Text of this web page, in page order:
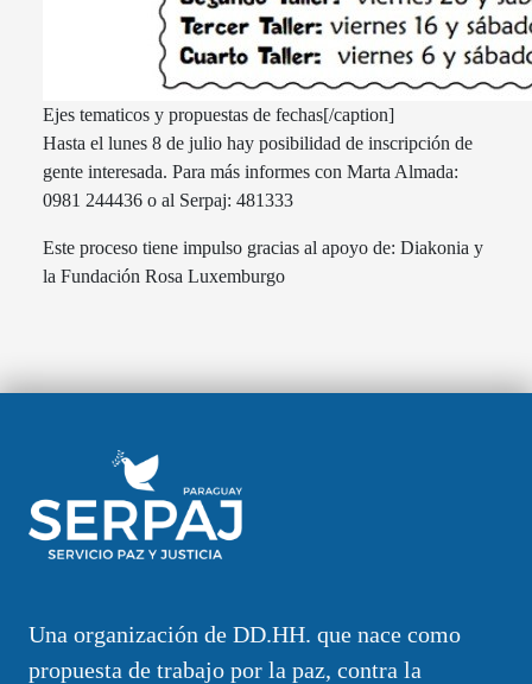
Ejes tematicos y propuestas de fechas[/caption]
Hasta el lunes 8 de julio hay posibilidad de inscripción de
gente interesada. Para más informes con Marta Almada:
0981 244436 o al Serpaj: 481333
Este proceso tiene impulso gracias al apoyo de: Diakonia y
la Fundación Rosa Luxemburgo
Una organización de DD.HH. que nace como
propuesta de trabajo por la paz, contra la